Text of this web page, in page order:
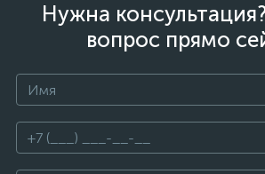
Нужна
вопрос прямо